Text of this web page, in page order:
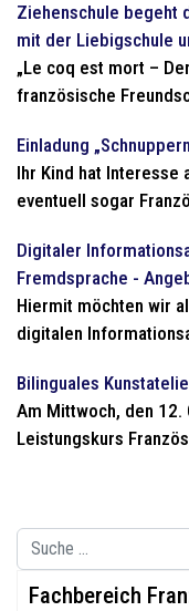
Ziehenschule begeht
mit der Liebigschule
„Le coq est mort –
französische
Einladung
Ihr Kind hat Interesse
eventuell sogar
Digitaler
Fremdsprache -
Hiermit möchten wir
digitalen
Bilinguales
Am Mittwoch, den
Leistungskurs
Suchen
Type 2 or more
Fachbereich